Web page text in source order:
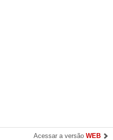
Acessar a versão WEB